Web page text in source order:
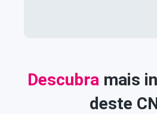
Descubra mais
deste